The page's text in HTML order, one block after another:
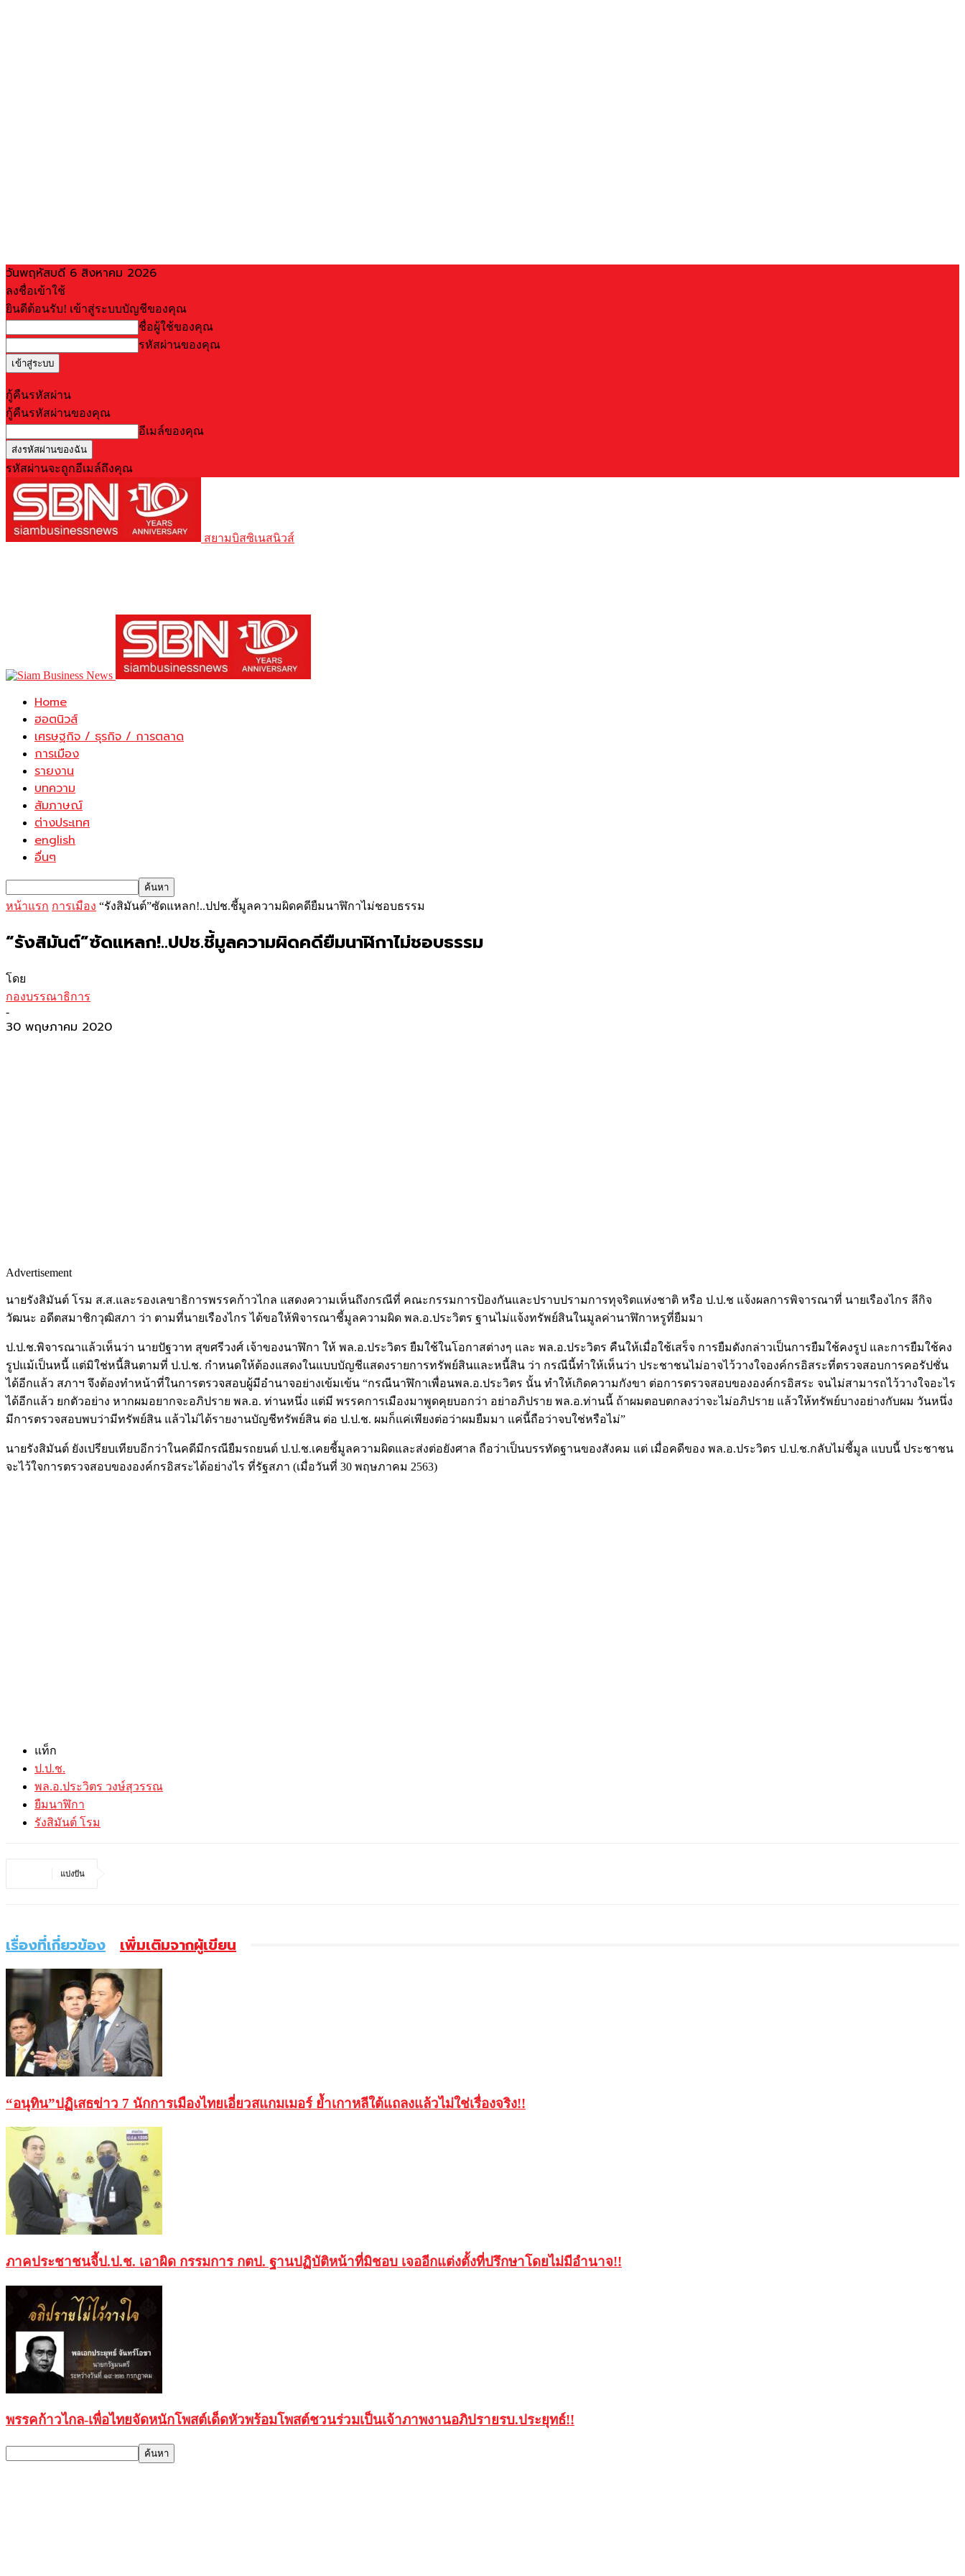
วันพฤหัสบดี 6 สิงหาคม 2026
ลงชื่อเข้าใช้
ยินดีต้อนรับ! เข้าสู่ระบบบัญชีของคุณ
ชื่อผู้ใช้ของคุณ
รหัสผ่านของคุณ
กู้คืนรหัสผ่าน
กู้คืนรหัสผ่านของคุณ
อีเมล์ของคุณ
รหัสผ่านจะถูกอีเมล์ถึงคุณ
สยามบิสซิเนสนิวส์
Home
ฮอตนิวส์
เศรษฐกิจ / ธุรกิจ / การตลาด
การเมือง
รายงาน
บทความ
สัมภาษณ์
ต่างประเทศ
english
อื่นๆ
หน้าแรก การเมือง “รังสิมันต์”ซัดแหลก!..ปปช.ชี้มูลความผิดคดียืมนาฬิกาไม่ชอบธรรม
“รังสิมันต์”ซัดแหลก!..ปปช.ชี้มูลความผิดคดียืมนาฬิกาไม่ชอบธรรม
โดย
กองบรรณาธิการ
-
30 พฤษภาคม 2020
Advertisement
นายรังสิมันต์ โรม ส.ส.และรองเลขาธิการพรรคก้าวไกล แสดงความเห็นถึงกรณีที่ คณะกรรมการป้องกันและปราบปรามการทุจริตแห่งชาติ หรือ ป.ป.ช แจ้งผลการพิจารณาที่ นายเรืองไกร ลีกิจ
วัฒนะ อดีตสมาชิกวุฒิสภา ว่า ตามที่นายเรืองไกร ได้ขอให้พิจารณาชี้มูลความผิด พล.อ.ประวิตร ฐานไม่แจ้งทรัพย์สินในมูลค่านาฬิกาหรูที่ยืมมา
ป.ป.ช.พิจารณาแล้วเห็นว่า นายปัฐวาท สุขศรีวงศ์ เจ้าของนาฬิกา ให้ พล.อ.ประวิตร ยืมใช้ในโอกาสต่างๆ และ พล.อ.ประวิตร คืนให้เมื่อใช้เสร็จ การยืมดังกล่าวเป็นการยืมใช้คงรูป และการยืมใช้คง
รูปแม้เป็นหนี้ แต่มิใช่หนี้สินตามที่ ป.ป.ช. กำหนดให้ต้องแสดงในแบบบัญชีแสดงรายการทรัพย์สินและหนี้สิน ว่า กรณีนี้ทำให้เห็นว่า ประชาชนไม่อาจไว้วางใจองค์กรอิสระที่ตรวจสอบการคอรัปชั่น
ได้อีกแล้ว สภาฯ จึงต้องทำหน้าที่ในการตรวจสอบผู้มีอำนาจอย่างเข้มเข้น “กรณีนาฬิกาเพื่อนพล.อ.ประวิตร นั้น ทำให้เกิดความกังขา ต่อการตรวจสอบขององค์กรอิสระ จนไม่สามารถไว้วางใจอะไร
ได้อีกแล้ว ยกตัวอย่าง หากผมอยากจะอภิปราย พล.อ. ท่านหนึ่ง แต่มี พรรคการเมืองมาพูดคุยบอกว่า อย่าอภิปราย พล.อ.ท่านนี้ ถ้าผมตอบตกลงว่าจะไม่อภิปราย แล้วให้ทรัพย์บางอย่างกับผม วันหนึ่ง
มีการตรวจสอบพบว่ามีทรัพย์สิน แล้วไม่ได้รายงานบัญชีทรัพย์สิน ต่อ ป.ป.ช. ผมก็แค่เพียงต่อว่าผมยืมมา แค่นี้ถือว่าจบใช่หรือไม่”
นายรังสิมันต์ ยังเปรียบเทียบอีกว่าในคดีมีกรณียืมรถยนต์ ป.ป.ช.เคยชี้มูลความผิดและส่งต่อยังศาล ถือว่าเป็นบรรทัดฐานของสังคม แต่ เมื่อคดีของ พล.อ.ประวิตร ป.ป.ช.กลับไม่ชี้มูล แบบนี้ ประชาชน
จะไว้ใจการตรวจสอบขององค์กรอิสระได้อย่างไร ที่รัฐสภา (เมื่อวันที่ 30 พฤษภาคม 2563)
แท็ก
ป.ป.ช.
พล.อ.ประวิตร วงษ์สุวรรณ
ยืมนาฬิกา
รังสิมันต์ โรม
แบ่งปัน
เรื่องที่เกี่ยวข้อง เพิ่มเติมจากผู้เขียน
“อนุทิน”ปฏิเสธข่าว 7 นักการเมืองไทยเอี่ยวสแกมเมอร์ ย้ำเกาหลีใต้แถลงแล้วไม่ใช่เรื่องจริง!!
ภาคประชาชนจี้ป.ป.ช. เอาผิด กรรมการ กตป. ฐานปฏิบัติหน้าที่มิชอบ เจออีกแต่งตั้งที่ปรึกษาโดยไม่มีอำนาจ!!
พรรคก้าวไกล-เพื่อไทยจัดหนักโพสต์เด็ดหัวพร้อมโพสต์ชวนร่วมเป็นเจ้าภาพงานอภิปรายรบ.ประยุทธ์!!